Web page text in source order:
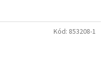
Kód: 853208-1